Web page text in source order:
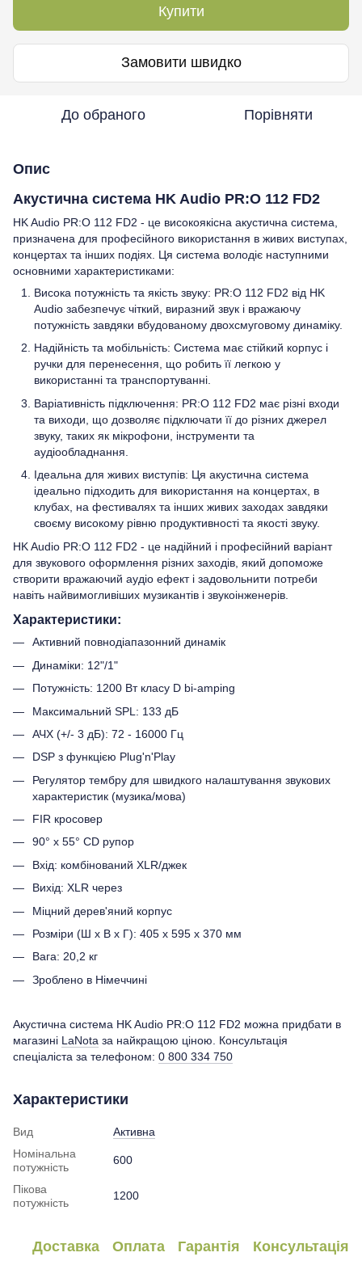
Купити
Замовити швидко
До обраного Порівняти
Опис
Акустична система HK Audio PR:O 112 FD2
HK Audio PR:O 112 FD2 - це високоякісна акустична система,
призначена для професійного використання в живих виступах,
концертах та інших подіях. Ця система володіє наступними
основними характеристиками:
Висока потужність та якість звуку: PR:O 112 FD2 від HK
Audio забезпечує чіткий, виразний звук і вражаючу
потужність завдяки вбудованому двохсмуговому динаміку.
Надійність та мобільність: Система має стійкий корпус і
ручки для перенесення, що робить її легкою у
використанні та транспортуванні.
Варіативність підключення: PR:O 112 FD2 має різні входи
та виходи, що дозволяє підключати її до різних джерел
звуку, таких як мікрофони, інструменти та
аудіообладнання.
Ідеальна для живих виступів: Ця акустична система
ідеально підходить для використання на концертах, в
клубах, на фестивалях та інших живих заходах завдяки
своєму високому рівню продуктивності та якості звуку.
HK Audio PR:O 112 FD2 - це надійний і професійний варіант
для звукового оформлення різних заходів, який допоможе
створити вражаючий аудіо ефект і задовольнити потреби
навіть найвимогливіших музикантів і звукоінженерів.
Характеристики:
Активний повнодіапазонний динамік
Динаміки: 12"/1"
Потужність: 1200 Вт класу D bi-amping
Максимальний SPL: 133 дБ
АЧХ (+/- 3 дБ): 72 - 16000 Гц
DSP з функцією Plug'n'Play
Регулятор тембру для швидкого налаштування звукових
характеристик (музика/мова)
FIR кросовер
90° x 55° CD рупор
Вхід: комбінований XLR/джек
Вихід: XLR через
Міцний дерев'яний корпус
Розміри (Ш x В x Г): 405 x 595 x 370 мм
Вага: 20,2 кг
Зроблено в Німеччині
Акустична система HK Audio PR:O 112 FD2 можна придбати в
магазині LaNota за найкращою ціною. Консультація
спеціаліста за телефоном: 0 800 334 750
Характеристики
Вид
Активна
Номінальна
потужність
600
Пікова
потужність
1200
Доставка Оплата Гарантія Консультація